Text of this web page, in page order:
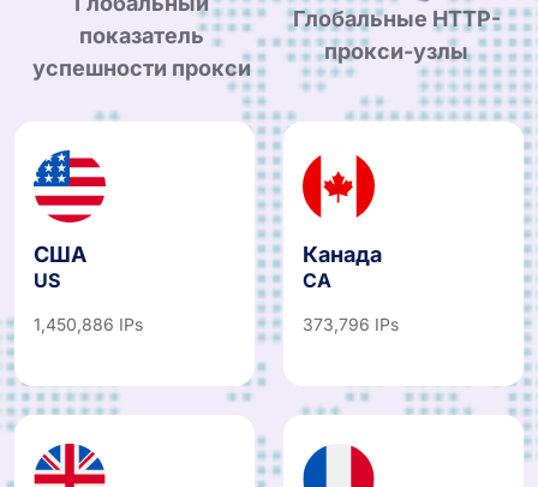
99.90%
Глобальный
показатель
успешности прокси
190+
Глобальные HTTP-
прокси-узлы
США
US
Канада
CA